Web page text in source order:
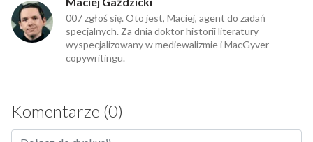
007 zgłoś się. Oto jest, Maciej, agent do zadań
specjalnych. Za dnia doktor historii literatury
wyspecjalizowany w mediewalizmie i MacGyver
copywritingu.
Komentarze (0)